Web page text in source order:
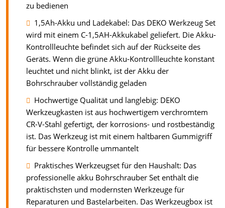
zu bedienen
1,5Ah-Akku und Ladekabel: Das DEKO Werkzeug Set
wird mit einem C-1,5AH-Akkukabel geliefert. Die Akku-
Kontrollleuchte befindet sich auf der Rückseite des
Geräts. Wenn die grüne Akku-Kontrollleuchte konstant
leuchtet und nicht blinkt, ist der Akku der
Bohrschrauber vollständig geladen
Hochwertige Qualität und langlebig: DEKO
Werkzeugkasten ist aus hochwertigem verchromtem
CR-V-Stahl gefertigt, der korrosions- und rostbeständig
ist. Das Werkzeug ist mit einem haltbaren Gummigriff
für bessere Kontrolle ummantelt
Praktisches Werkzeugset für den Haushalt: Das
professionelle akku Bohrschrauber Set enthält die
praktischsten und modernsten Werkzeuge für
Reparaturen und Bastelarbeiten. Das Werkzeugbox ist